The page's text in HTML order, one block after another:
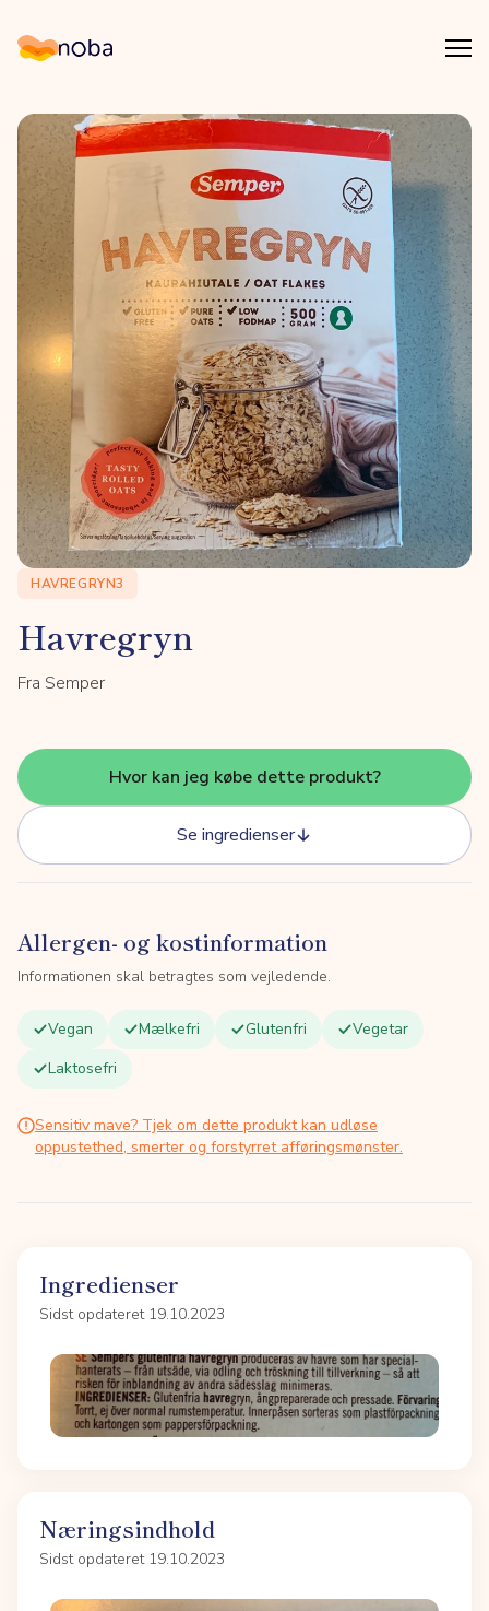
Noba
HAVREGRYN3
Havregryn
Fra Semper
Hvor kan jeg købe dette produkt?
Se ingredienser
Allergen- og kostinformation
Informationen skal betragtes som vejledende.
Vegan Mælkefri Glutenfri
Vegetar
Laktosefri
Sensitiv mave? Tjek om dette produkt kan udløse
oppustethed, smerter og forstyrret afføringsmønster.
Ingredienser
Sidst opdateret 19.10.2023
Næringsindhold
Sidst opdateret 19.10.2023